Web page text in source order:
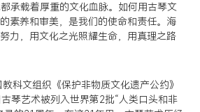
承载着厚重的文化血脉。如何用古琴文
素养和审美，是我们的使命和责任。海
力，用文化之光照耀生命，用真理之路
科文组织《保护非物质文化遗产公约》
琴艺术被列入世界第2批“人类口头和非